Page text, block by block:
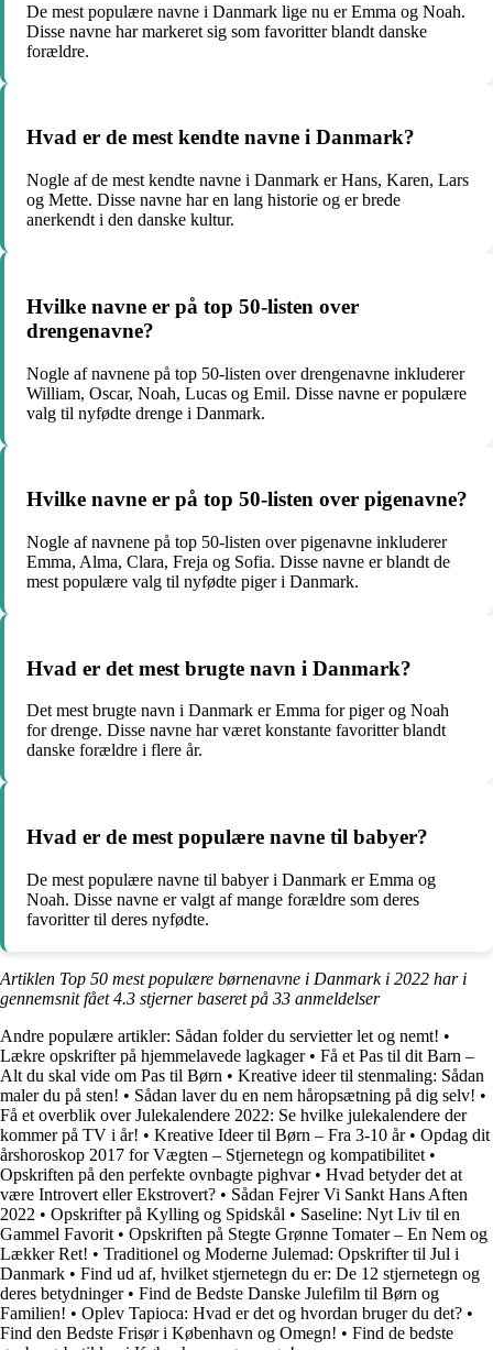
De mest populære navne i Danmark lige nu er Emma og Noah.
Disse navne har markeret sig som favoritter blandt danske
forældre.
Hvad er de mest kendte navne i Danmark?
Nogle af de mest kendte navne i Danmark er Hans, Karen, Lars
og Mette. Disse navne har en lang historie og er brede
anerkendt i den danske kultur.
Hvilke navne er på top 50-listen over
drengenavne?
Nogle af navnene på top 50-listen over drengenavne inkluderer
William, Oscar, Noah, Lucas og Emil. Disse navne er populære
valg til nyfødte drenge i Danmark.
Hvilke navne er på top 50-listen over pigenavne?
Nogle af navnene på top 50-listen over pigenavne inkluderer
Emma, Alma, Clara, Freja og Sofia. Disse navne er blandt de
mest populære valg til nyfødte piger i Danmark.
Hvad er det mest brugte navn i Danmark?
Det mest brugte navn i Danmark er Emma for piger og Noah
for drenge. Disse navne har været konstante favoritter blandt
danske forældre i flere år.
Hvad er de mest populære navne til babyer?
De mest populære navne til babyer i Danmark er Emma og
Noah. Disse navne er valgt af mange forældre som deres
favoritter til deres nyfødte.
Artiklen Top 50 mest populære børnenavne i Danmark i 2022 har i
gennemsnit fået4.3 stjerner baseret på 33 anmeldelser
Andre populære artikler: Sådan folder du servietter let og nemt! •
Lækre opskrifter på hjemmelavede lagkager• Få et Pas til dit Barn –
Alt du skal vide om Pas til Børn • Kreative ideer til stenmaling: Sådan
maler du på sten! • Sådan laver du en nem håropsætning på dig selv! •
Få et overblik over Julekalendere 2022: Se hvilke julekalendere der
kommer på TV i år! • Kreative Ideer til Børn – Fra 3-10 år• Opdag dit
årshoroskop 2017 for Vægten – Stjernetegn og kompatibilitet •
Opskriften på den perfekte ovnbagte pighvar• Hvad betyder det at
være Introvert eller Ekstrovert? • Sådan Fejrer Vi Sankt Hans Aften
2022 • Opskrifter på Kylling og Spidskål • Saseline: Nyt Liv til en
Gammel Favorit • Opskriften på Stegte Grønne Tomater – En Nem og
Lækker Ret! • Traditionel og Moderne Julemad: Opskrifter til Jul i
Danmark • Find ud af, hvilket stjernetegn du er: De 12 stjernetegn og
deres betydninger• Find de Bedste Danske Julefilm til Børn og
Familien! • Oplev Tapioca: Hvad er det og hvordan bruger du det? •
Find den Bedste Frisør i København og Omegn! • Find de bedste